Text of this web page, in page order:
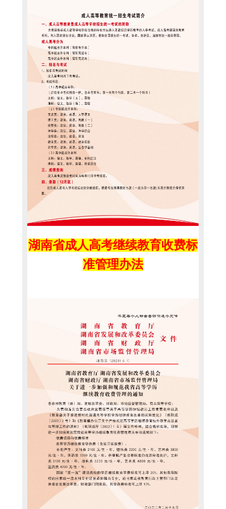
湖南省成人高考继续教育收费标
准管理办法